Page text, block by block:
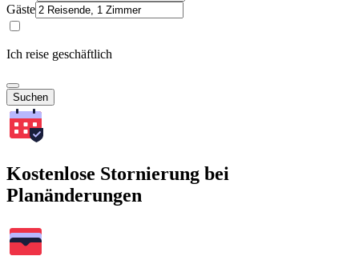
Gäste
Ich reise geschäftlich
Suchen
Kostenlose Stornierung bei
Planänderungen